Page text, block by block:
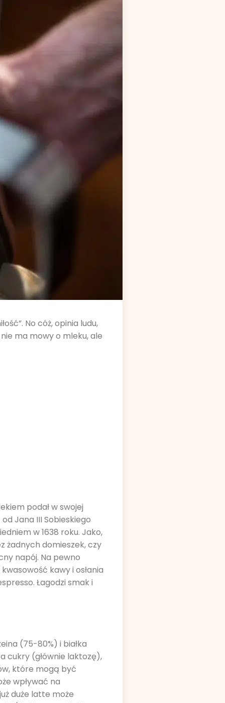
No cóż, opinia ludu,
ma mowy o mleku, ale
podał w swojej
Jana III Sobieskiego
w 1638 roku. Jako,
żadnych domieszek, czy
napój. Na pewno
kawy i osłania
Łagodzi smak i
(75-80%) i białka
cukry (głównie laktozę),
które mogą być
wpływać na
duże latte może